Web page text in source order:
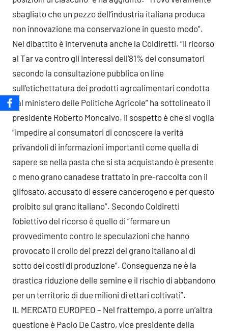
sbagliato che un pezzo dell’industria italiana produca
non innovazione ma conservazione in questo modo”.
Nel dibattito è intervenuta anche la Coldiretti. “Il ricorso
al Tar va contro gli interessi dell’81% dei consumatori
secondo la consultazione pubblica on line
sull’etichettatura dei prodotti agroalimentari condotta
dal ministero delle Politiche Agricole” ha sottolineato il
presidente Roberto Moncalvo. Il sospetto è che si voglia
“impedire ai consumatori di conoscere la verità
privandoli di informazioni importanti come quella di
sapere se nella pasta che si sta acquistando è presente
o meno grano canadese trattato in pre-raccolta con il
glifosato, accusato di essere cancerogeno e per questo
proibito sul grano italiano”. Secondo Coldiretti
l’obiettivo del ricorso è quello di “fermare un
provvedimento contro le speculazioni che hanno
provocato il crollo dei prezzi del grano italiano al di
sotto dei costi di produzione”. Conseguenza ne è la
drastica riduzione delle semine e il rischio di abbandono
per un territorio di due milioni di ettari coltivati”.
IL MERCATO EUROPEO – Nel frattempo, a porre un’altra
questione è Paolo De Castro, vice presidente della